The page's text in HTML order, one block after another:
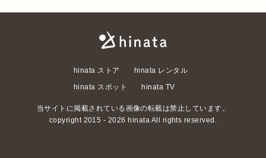
hinata ストア
hinata レンタル
hinata スポット
hinata TV
当サイトに掲載されている画像の転載は禁止しています。
copyright 2015 - 2026 hinata All rights reserved.